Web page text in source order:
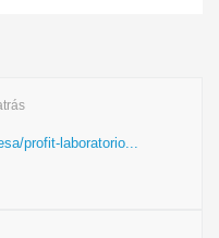
profit-laboratorio...